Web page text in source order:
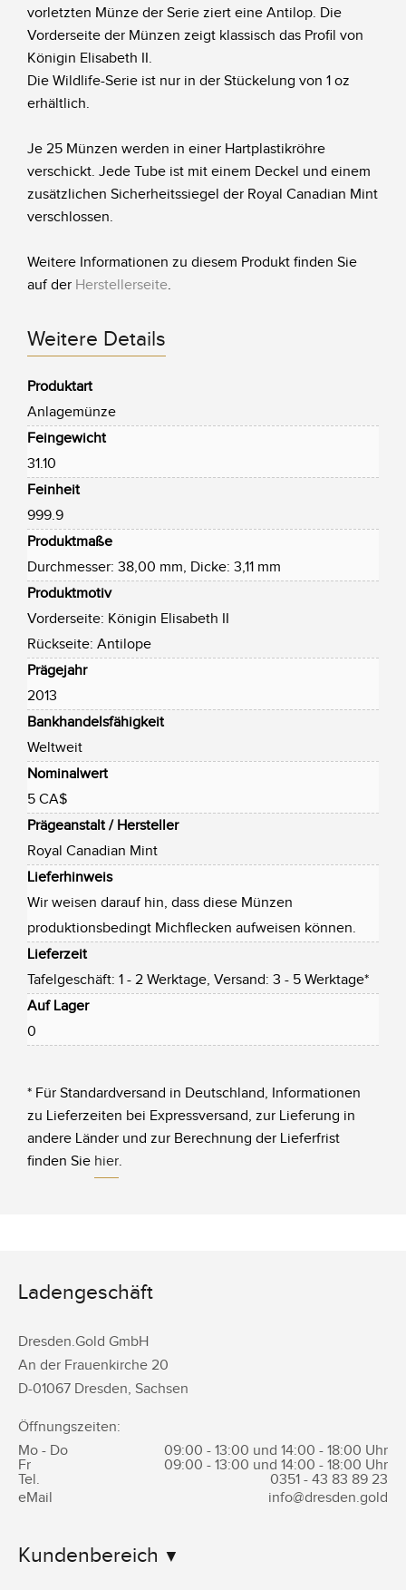
vorletzten Münze der Serie ziert eine Antilop. Die
Vorderseite der Münzen zeigt klassisch das Profil von
Königin Elisabeth II.
Die Wildlife-Serie ist nur in der Stückelung von 1 oz
erhältlich.
Je 25 Münzen werden in einer Hartplastikröhre
verschickt. Jede Tube ist mit einem Deckel und einem
zusätzlichen Sicherheitssiegel der Royal Canadian Mint
verschlossen.
Weitere Informationen zu diesem Produkt finden Sie
auf der Herstellerseite.
Weitere Details
Produktart
Anlagemünze
Feingewicht
31.10
Feinheit
999.9
Produktmaße
Durchmesser: 38,00 mm, Dicke: 3,11 mm
Produktmotiv
Vorderseite: Königin Elisabeth II
Rückseite: Antilope
Prägejahr
2013
Bankhandelsfähigkeit
Weltweit
Nominalwert
5 CA$
Prägeanstalt / Hersteller
Royal Canadian Mint
Lieferhinweis
Wir weisen darauf hin, dass diese Münzen
produktionsbedingt Michflecken aufweisen können.
Lieferzeit
Tafelgeschäft: 1 - 2 Werktage, Versand: 3 - 5 Werktage*
Auf Lager
0
* Für Standardversand in Deutschland, Informationen
zu Lieferzeiten bei Expressversand, zur Lieferung in
andere Länder und zur Berechnung der Lieferfrist
finden Sie hier.
Ladengeschäft
Dresden.Gold GmbH
An der Frauenkirche 20
D-01067 Dresden, Sachsen
Öffnungszeiten:
Mo - Do
09:00 - 13:00 und 14:00 - 18:00 Uhr
Fr
09:00 - 13:00 und 14:00 - 18:00 Uhr
Tel.
0351 - 43 83 89 23
eMail
info@dresden.gold
Kundenbereich